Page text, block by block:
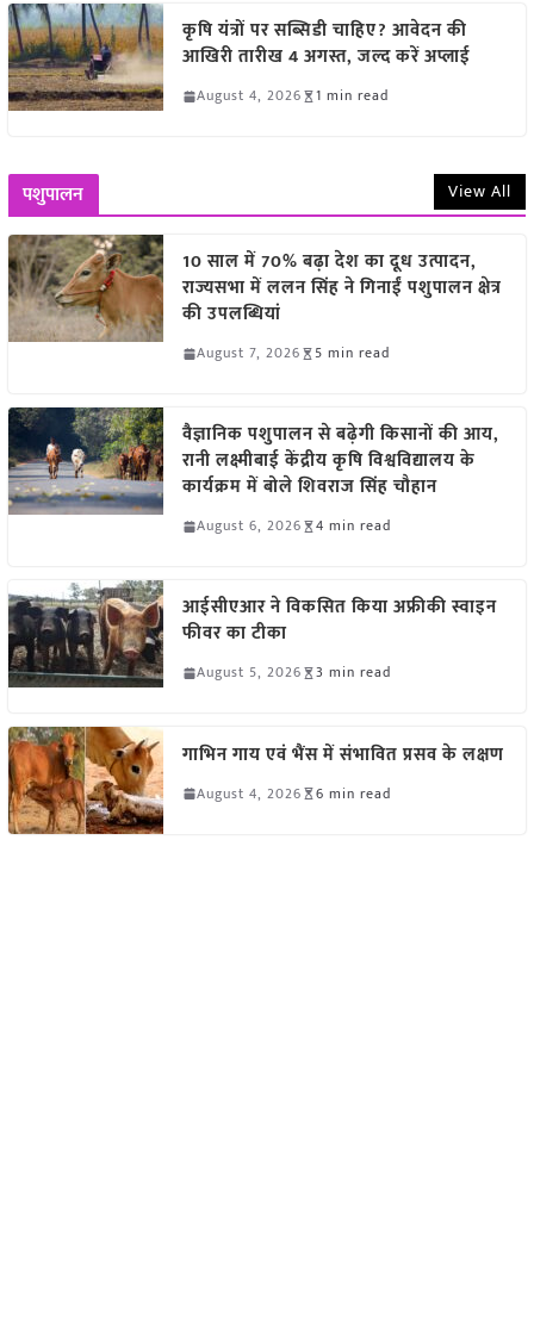
कृषि यंत्रों पर सब्सिडी चाहिए? आवेदन की
आखिरी तारीख 4 अगस्त, जल्द करें अप्लाई
August 4, 2026 1 min read
पशुपालन View All
10 साल में 70% बढ़ा देश का दूध उत्पादन,
राज्यसभा में ललन सिंह ने गिनाईं पशुपालन क्षेत्र
की उपलब्धियां
August 7, 2026 5 min read
वैज्ञानिक पशुपालन से बढ़ेगी किसानों की आय,
रानी लक्ष्मीबाई केंद्रीय कृषि विश्वविद्यालय के
कार्यक्रम में बोले शिवराज सिंह चौहान
August 6, 2026 4 min read
आईसीएआर ने विकसित किया अफ्रीकी स्वाइन
फीवर का टीका
August 5, 2026 3 min read
गाभिन गाय एवं भैंस में संभावित प्रसव के लक्षण
August 4, 2026 6 min read